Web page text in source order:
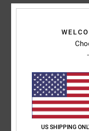
: 5/5 Rapport qualité
: 5/5
US SHIPPING